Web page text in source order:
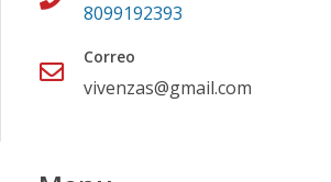
8099192393
Correo
vivenzas@gmail.com